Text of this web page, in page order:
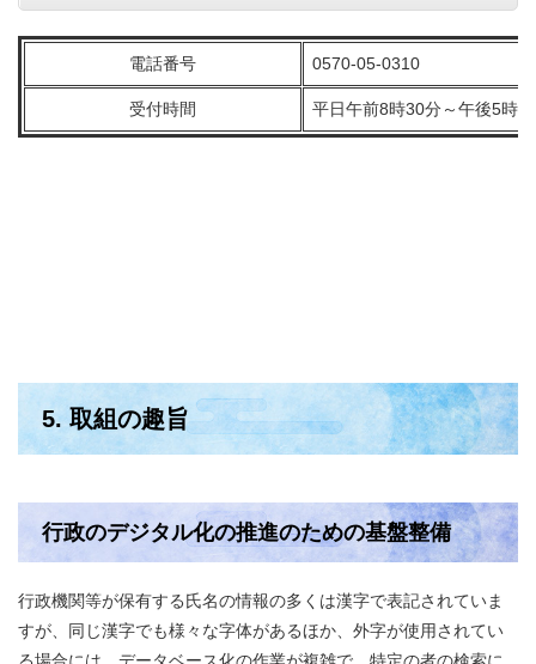
電話番号 0570-05-0310
受付時間 平日午前8時30分～午後5時
5. 取組の趣旨
行政のデジタル化の推進のための基盤整備
行政機関等が保有する氏名の情報の多くは漢字で表記されていま
すが、同じ漢字でも様々な字体があるほか、外字が使用されてい